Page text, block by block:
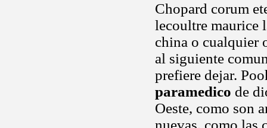
Chopard corum
lecoultre maurice
china o cualquier
al siguiente
prefiere dejar.
paramedico de
Oeste, como son
nuevas, como las